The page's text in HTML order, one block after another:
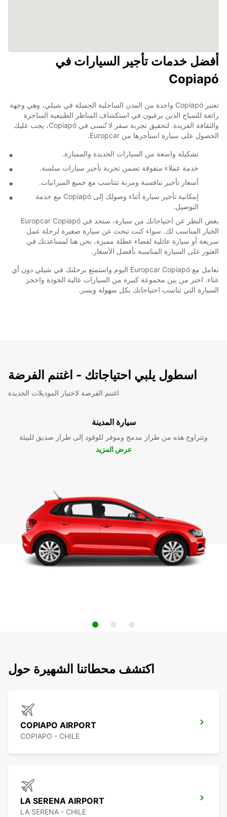
أفضل خدمات تأجير السيارات في
Copiapó
تعتبر Copiapó واحدة من المدن الساحلية الجميلة في شيلي، وهي وجهة
رائعة للسياح الذين يرغبون في استكشاف المناظر الطبيعية الساحرة
والثقافة الفريدة. لتحقيق تجربة سفر لا تُنسى في Copiapó، يجب عليك
الحصول على سيارة استأجرها من Europcar.
تشكيلة واسعة من السيارات الجديدة والممتازة.
خدمة عملاء متفوقة تضمن تجربة تأجير سيارات سلسة.
أسعار تأجير تنافسية ومرنة تتناسب مع جميع الميزانيات.
إمكانية تأجير سيارة أثناء وصولك إلى Copiapó مع خدمة
التوصيل.
بغض النظر عن احتياجاتك من سيارة، ستجد في Europcar Copiapó
الخيار المناسب لك. سواء كنت تبحث عن سيارة صغيرة لرحلة عمل
سريعة أو سيارة عائلية لقضاء عطلة مميزة، نحن هنا لمساعدتك في
العثور على السيارة المناسبة بأفضل الأسعار.
تعامل مع Europcar Copiapó اليوم واستمتع برحلتك في شيلي دون أي
عناء. اختر من بين مجموعة كبيرة من السيارات عالية الجودة واحجز
السيارة التي تناسب احتياجاتك بكل سهولة ويسر.
اسطول يلبي احتياجاتك - اغتنم الفرضة
اغتنم الفرصة لاختبار الموديلات الجديدة
سيارة المدينة
وتتراوح هذه من طراز مدمج وموفر للوقود إلى طراز صديق للبيئة
عرض المزيد
اكتشف محطاتنا الشهيرة حول
COPIAPO AIRPORT
COPIAPO - CHILE
LA SERENA AIRPORT
LA SERENA - CHILE